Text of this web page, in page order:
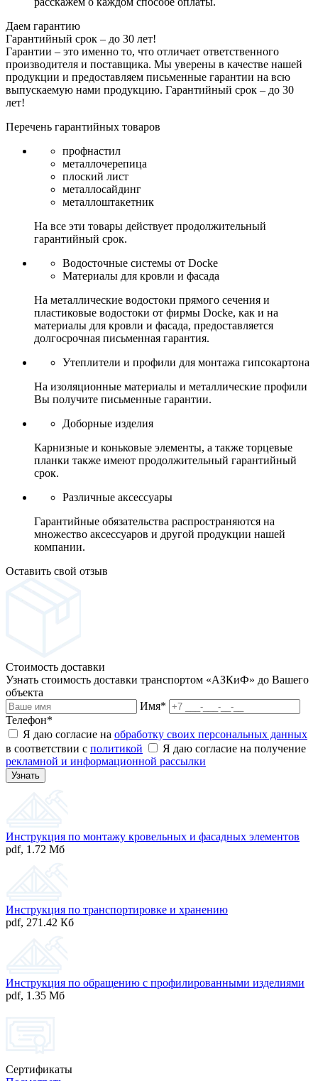
Даем гарантию
Гарантийный срок – до 30 лет!
Гарантии – это именно то, что отличает ответственного
производителя и поставщика. Мы уверены в качестве нашей
продукции и предоставляем письменные гарантии на всю
выпускаемую нами продукцию. Гарантийный срок – до 30
лет!
Перечень гарантийных товаров
профнастил
металлочерепица
плоский лист
металлосайдинг
металлоштакетник
На все эти товары действует продолжительный
гарантийный срок.
Водосточные системы от Docke
Материалы для кровли и фасада
На металлические водостоки прямого сечения и
пластиковые водостоки от фирмы Docke, как и на
материалы для кровли и фасада, предоставляется
долгосрочная письменная гарантия.
Утеплители и профили для монтажа гипсокартона
На изоляционные материалы и металлические профили
Вы получите письменные гарантии.
Доборные изделия
Карнизные и коньковые элементы, а также торцевые
планки также имеют продолжительный гарантийный
срок.
Различные аксессуары
Гарантийные обязательства распространяются на
множество аксессуаров и другой продукции нашей
компании.
Оставить свой отзыв
Стоимость доставки
Узнать стоимость доставки транспортом «АЗКиФ» до Вашего
объекта
Имя*
Телефон*
Я даю согласие на обработку своих персональных данных
в соответствии с политикой
Я даю согласие на получение
рекламной и информационной рассылки
Инструкция по монтажу кровельных и фасадных элементов
pdf, 1.72 Мб
Инструкция по транспортировке и хранению
pdf, 271.42 Кб
Инструкция по обращению с профилированными изделиями
pdf, 1.35 Мб
Сертификаты